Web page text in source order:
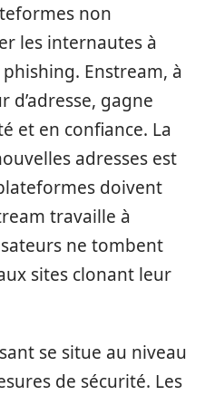
non
les internautes à
Enstream, à
d’adresse, gagne
et en confiance. La
adresses est
doivent
travaille à
ne tombent
sites clonant leur
se situe au niveau
de sécurité. Les